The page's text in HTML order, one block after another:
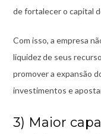
de fortalecer o capital
Com isso, a empresa
liquidez de seus
promover a expansão
investimentos e
3) Maior